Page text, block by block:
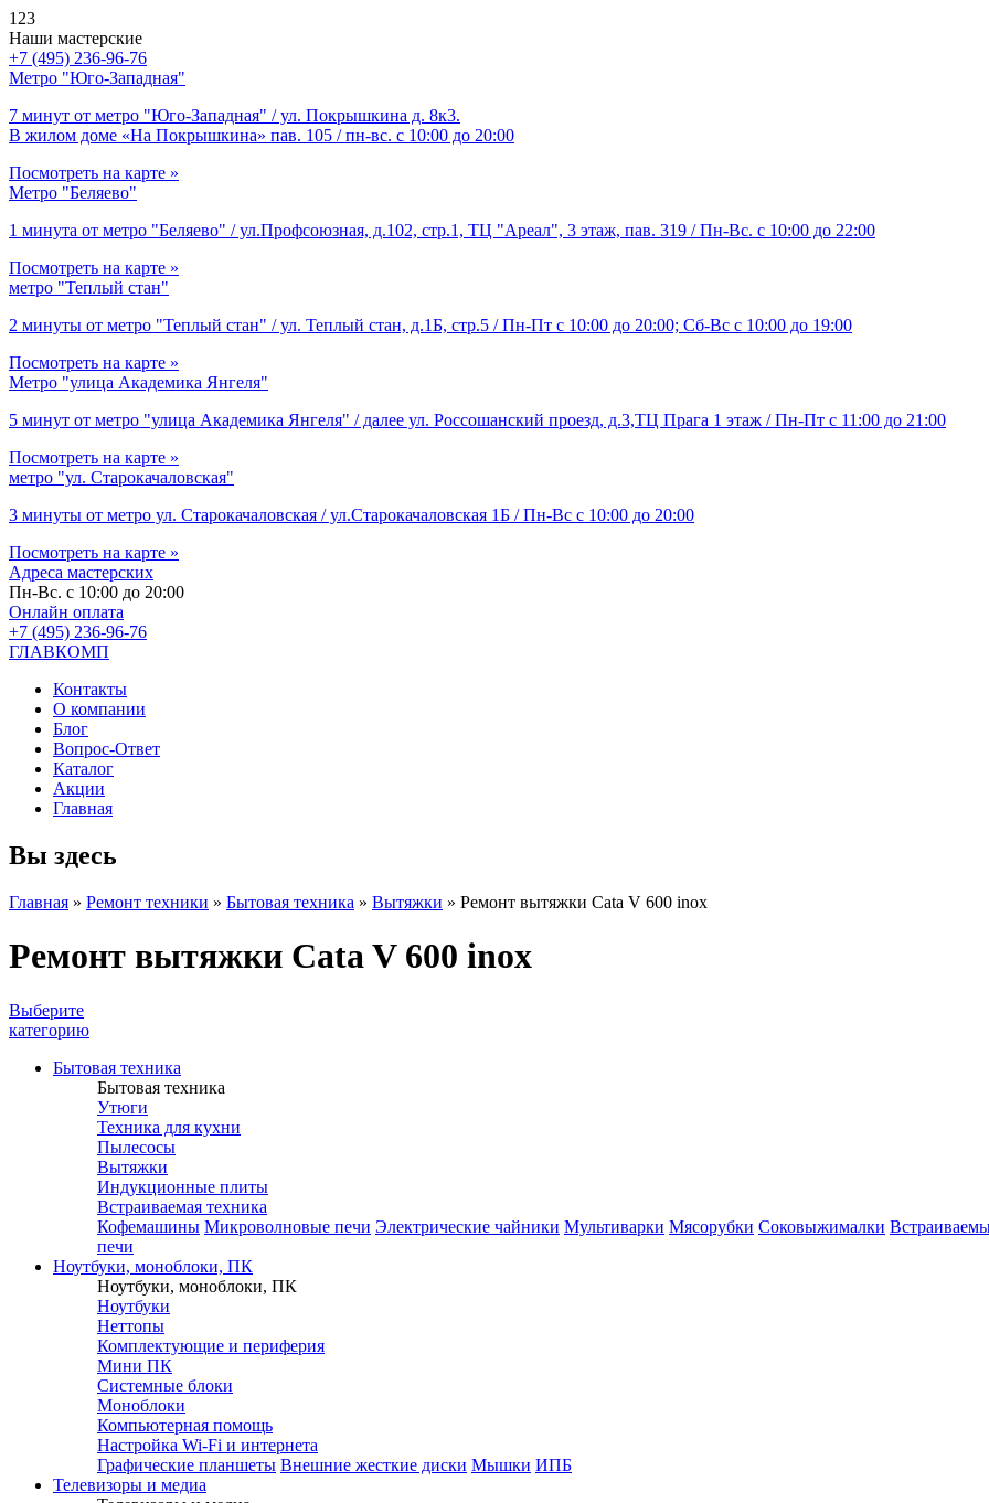
123
Наши мастерские
+7 (495) 236-96-76
Метро "Юго-Западная"
7 минут от метро "Юго-Западная" / ул. Покрышкина д. 8к3.
В жилом доме «На Покрышкина» пав. 105 / пн-вс. с 10:00 до 20:00
Посмотреть на карте »
Метро "Беляево"
1 минута от метро "Беляево" / ул.Профсоюзная, д.102, стр.1, ТЦ "Ареал", 3 этаж, пав. 319 / Пн-Вс. с 10:00 до 22:00
Посмотреть на карте »
метро "Теплый стан"
2 минуты от метро "Теплый стан" / ул. Теплый стан, д.1Б, стр.5 / Пн-Пт с 10:00 до 20:00; Сб-Вс с 10:00 до 19:00
Посмотреть на карте »
Метро "улица Академика Янгеля"
5 минут от метро "улица Академика Янгеля" / далее ул. Россошанский проезд, д.3,ТЦ Прага 1 этаж / Пн-Пт с 11:00 до 21:00
Посмотреть на карте »
метро "ул. Старокачаловская"
3 минуты от метро ул. Старокачаловская / ул.Старокачаловская 1Б / Пн-Вс с 10:00 до 20:00
Посмотреть на карте »
Адреса мастерских
Пн-Вс. с 10:00 до 20:00
Онлайн оплата
+7 (495) 236-96-76
ГЛАВКОМП
Контакты
О компании
Блог
Вопрос-Ответ
Каталог
Акции
Главная
Вы здесь
Главная » Ремонт техники » Бытовая техника » Вытяжки » Ремонт вытяжки Cata V 600 inox
Ремонт вытяжки Cata V 600 inox
Выберите
категорию
Бытовая техника
Бытовая техника
Утюги
Техника для кухни
Пылесосы
Вытяжки
Индукционные плиты
Встраиваемая техника
Кофемашины Микроволновые печи Электрические чайники Мультиварки Мясорубки Соковыжималки
печи
Ноутбуки, моноблоки, ПК
Ноутбуки, моноблоки, ПК
Ноутбуки
Неттопы
Комплектующие и периферия
Мини ПК
Системные блоки
Моноблоки
Компьютерная помощь
Настройка Wi-Fi и интернета
Графические планшеты Внешние жесткие диски Мышки ИПБ
Телевизоры и медиа